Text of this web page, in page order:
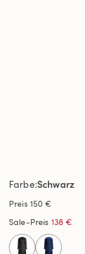
Farbe Schwarz
Preis 150 €
Sale-Preis 138 €
selected